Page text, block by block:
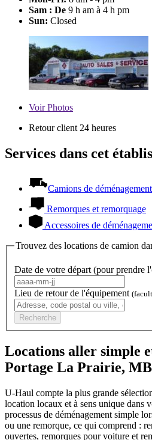
Sam : De 9 h am à 4 h pm
Sun: Closed
VoirPhotos
Retour client 24 heures
Services dans cet
Camions de déménagement
Remorques et remorquage
Accessoires de
Trouvez des locations de camion
Date de votre départ (pour prendre
Lieu de retour de l'équipement
Recherche
Locations aller simple
Portage La Prairie,
U-Haul compte la plus grande
location locaux et à sens unique dans
processus de déménagement simple
ou une remorque, ce qui comprend :
ouvertes, remorques pour voiture et